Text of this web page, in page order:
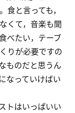
と言っても，
くて，音楽も聞
べたい，テーブ
りが必要ですの
ものだと思うん
なっていけばい
トはいっぱいい